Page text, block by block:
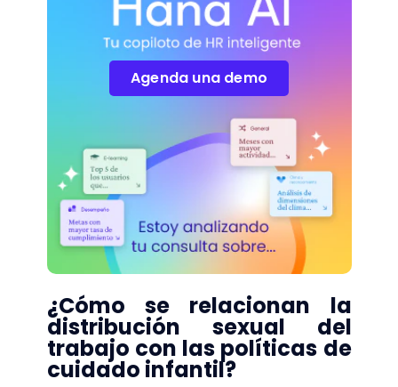
Agenda una demo
¿Cómo se relacionan la
distribución sexual del
trabajo con las políticas de
cuidado infantil?